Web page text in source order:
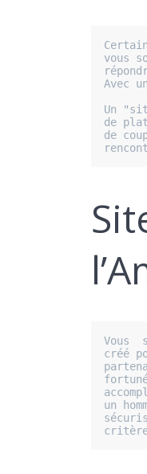
vous
Avec
Un
de
de
Vous
créé
un